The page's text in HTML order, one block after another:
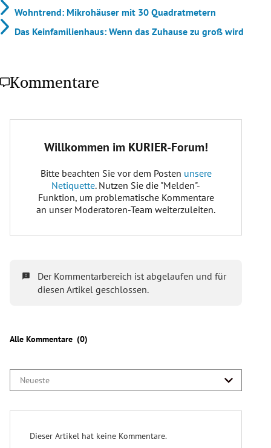
Wohntrend: Mikrohäuser mit 30 Quadratmetern
Das Keinfamilienhaus: Wenn das Zuhause zu groß wird
Kommentare